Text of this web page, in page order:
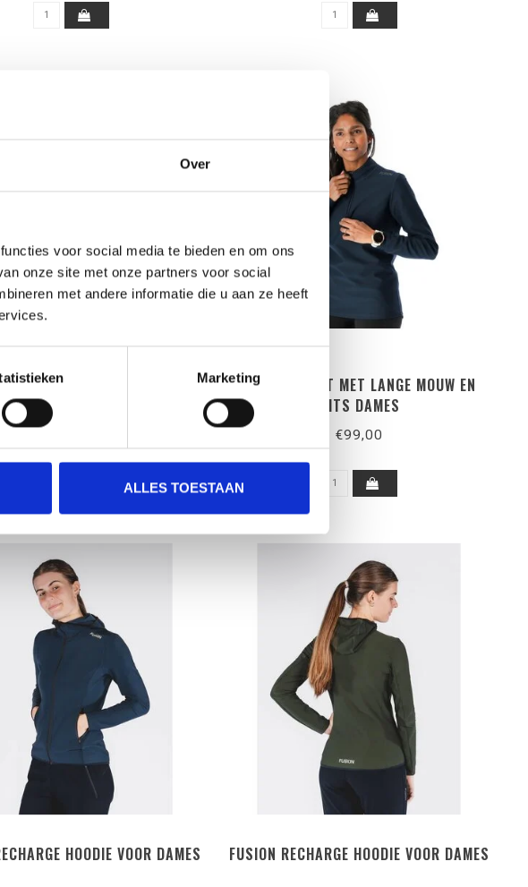
Over
voor social media te bieden en om ons
onze site met onze partners voor social
met andere informatie die u aan ze heeft
Marketing
ALLES TOESTAAN
TRUI LANGE MOUW MET 1/2
RITS DAMES
FUSION SHIRT MET LANGE MOUW EN
RITS DAMES
€99,00
HOODIE VOOR DAMES FUSION RECHARGE HOODIE VOOR DAMES